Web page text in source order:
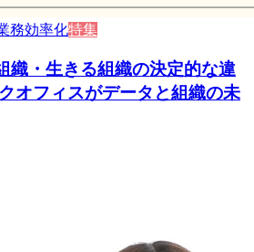
務効率化特集
織・生きる組織の決定的な違
オフィスがデータと組織の未